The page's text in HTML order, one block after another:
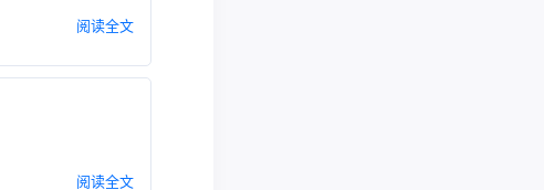
阅读全文
阅读全文